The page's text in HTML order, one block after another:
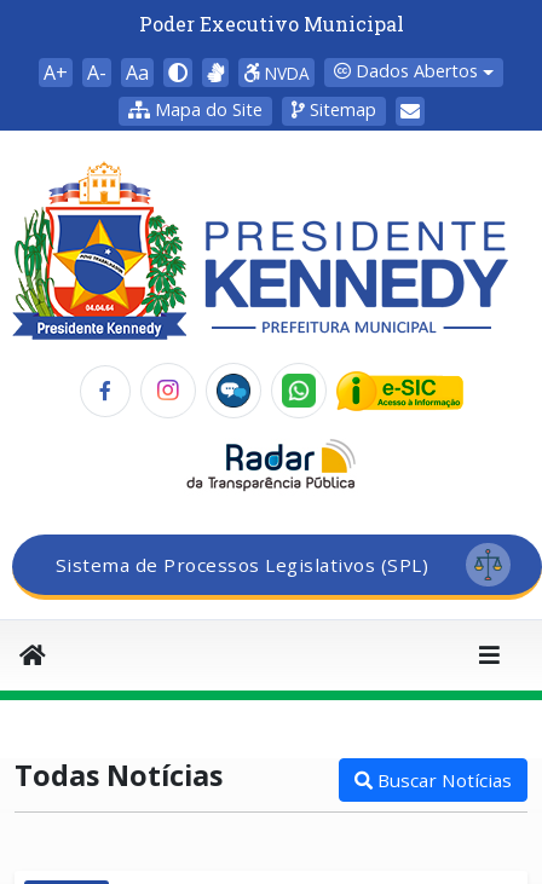
Poder Executivo Municipal
A+ A- Aa NVDA
Dados Abertos
Mapa do Site
Sitemap
Sistema de Processos Legislativos (SPL)
Todas Notícias Buscar Notícias